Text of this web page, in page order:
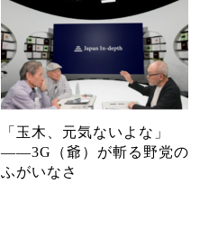
「玉木、元気ないよな」
――3G（爺）が斬る野党の
ふがいなさ